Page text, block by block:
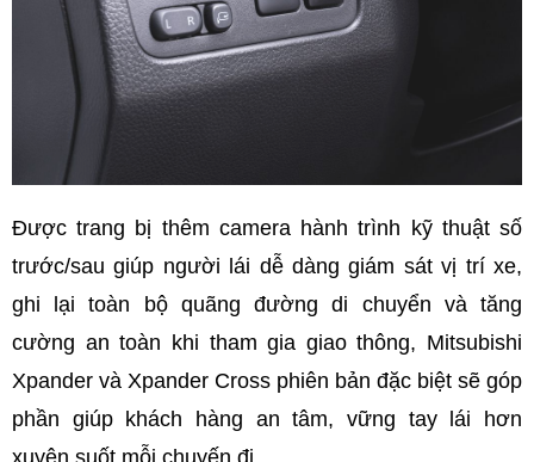
Được trang bị thêm camera hành trình kỹ thuật số
trước/sau giúp người lái dễ dàng giám sát vị trí xe,
ghi lại toàn bộ quãng đường di chuyển và tăng
cường an toàn khi tham gia giao thông, Mitsubishi
Xpander và Xpander Cross phiên bản đặc biệt sẽ góp
phần giúp khách hàng an tâm, vững tay lái hơn
xuyên suốt mỗi chuyến đi.